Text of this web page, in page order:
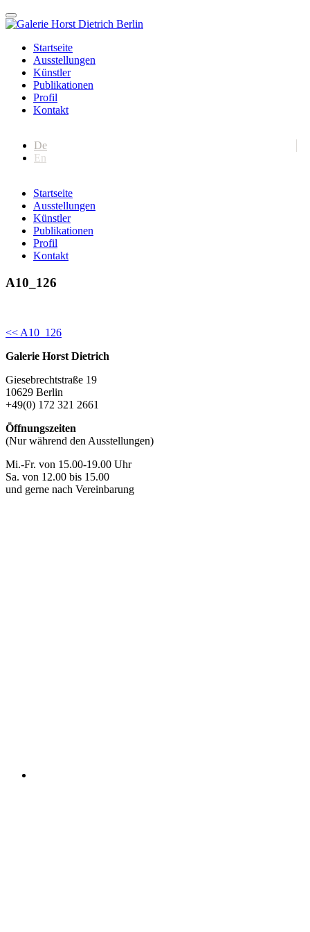
Startseite
Ausstellungen
Künstler
Publikationen
Profil
Kontakt
De
En
Startseite
Ausstellungen
Künstler
Publikationen
Profil
Kontakt
A10_126
Continue
Reading
<< A10_126
Galerie Horst Dietrich
Giesebrechtstraße 19
10629 Berlin
+49(0) 172 321 2661
Öffnungszeiten
(Nur während den Ausstellungen)
Mi.-Fr. von 15.00-19.00 Uhr
Sa. von 12.00 bis 15.00
und gerne nach Vereinbarung